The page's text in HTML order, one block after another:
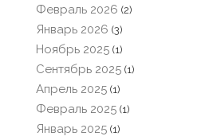
Февраль 2026 (2)
Январь 2026 (3)
Ноябрь 2025 (1)
Сентябрь 2025 (1)
Апрель 2025 (1)
Февраль 2025 (1)
Январь 2025 (1)